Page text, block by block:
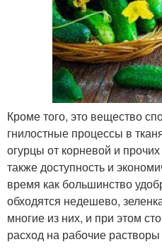
Кроме того, это вещество
гнилостные процессы в
огурцы от корневой и
также доступность и
время как большинство
обходятся недешево,
многие из них, и при этом
расход на рабочие растворы